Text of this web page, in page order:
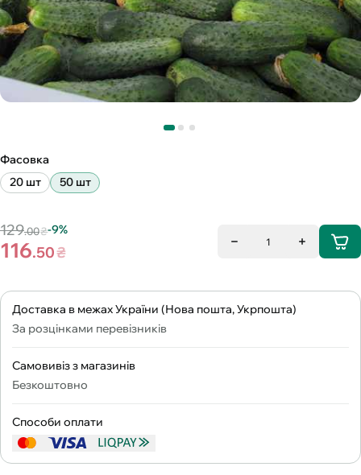
Фасовка
20 шт
50 шт
129.00₴-9%
116.50₴
1
Доставка в межах України (Нова пошта, Укрпошта)
За розцінками перевізників
Самовивіз з магазинів
Безкоштовно
Способи оплати